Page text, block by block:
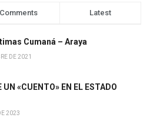
Comments Latest
Cumaná – Araya
DE 2021
UN «CUENTO» EN EL ESTADO
2023